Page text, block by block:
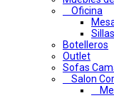
Oficina
Botelleros
Outlet
Sofas
Salon